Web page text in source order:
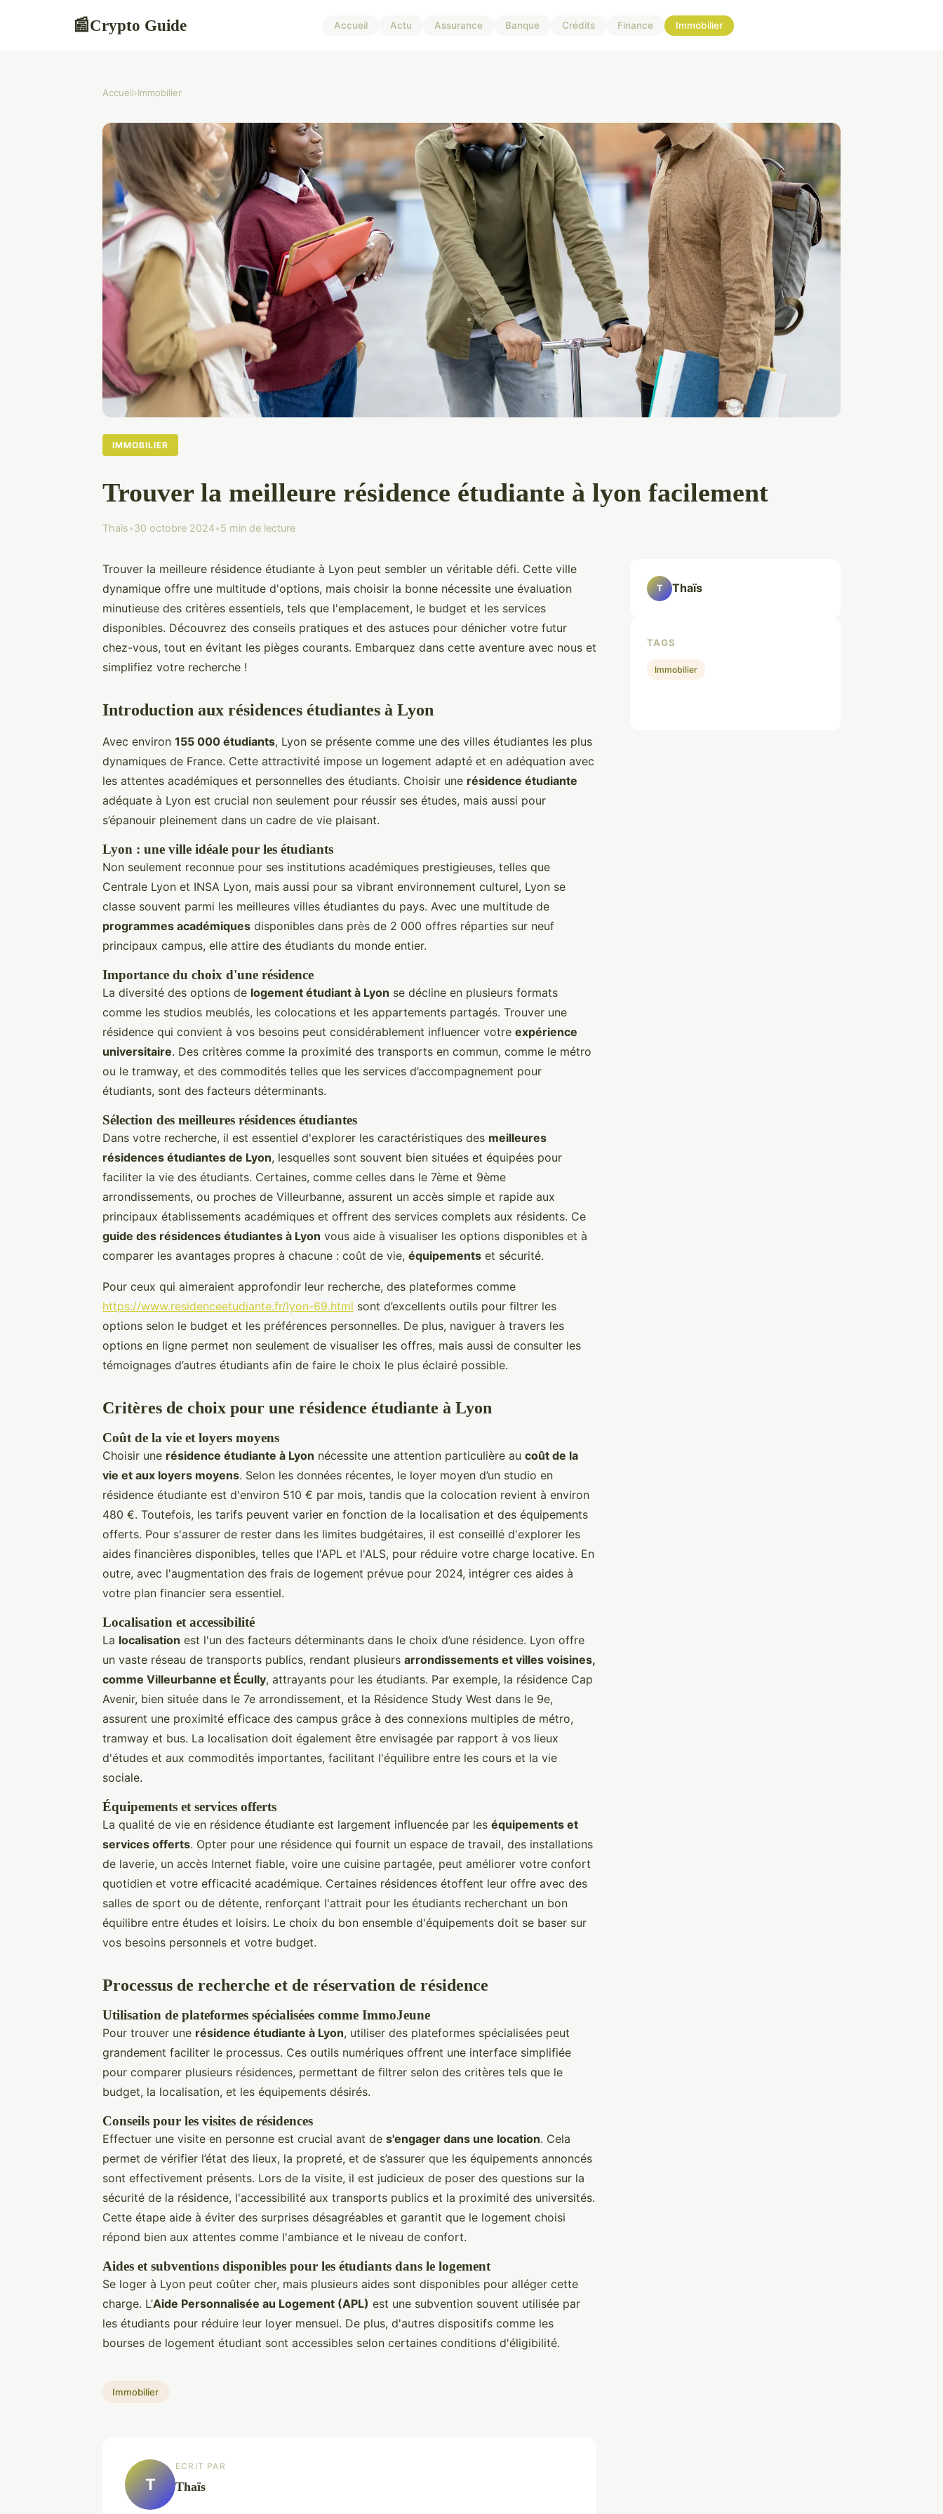
📰Crypto Guide Accueil Actu Assurance Banque Crédits Finance Immobilier
Accueil›Immobilier
IMMOBILIER
Trouver la meilleure résidence étudiante à lyon facilement
Thaïs•30 octobre 2024•5 min de lecture
Trouver la meilleure résidence étudiante à Lyon peut sembler un véritable défi. Cette ville
dynamique offre une multitude d'options, mais choisir la bonne nécessite une évaluation
minutieuse des critères essentiels, tels que l'emplacement, le budget et les services
disponibles. Découvrez des conseils pratiques et des astuces pour dénicher votre futur
chez-vous, tout en évitant les pièges courants. Embarquez dans cette aventure avec nous et
simplifiez votre recherche !
Introduction aux résidences étudiantes à Lyon
Avec environ 155 000 étudiants, Lyon se présente comme une des villes étudiantes les plus
dynamiques de France. Cette attractivité impose un logement adapté et en adéquation avec
les attentes académiques et personnelles des étudiants. Choisir une résidence étudiante
adéquate à Lyon est crucial non seulement pour réussir ses études, mais aussi pour
s’épanouir pleinement dans un cadre de vie plaisant.
Lyon : une ville idéale pour les étudiants
Non seulement reconnue pour ses institutions académiques prestigieuses, telles que
Centrale Lyon et INSA Lyon, mais aussi pour sa vibrant environnement culturel, Lyon se
classe souvent parmi les meilleures villes étudiantes du pays. Avec une multitude de
programmes académiques disponibles dans près de 2 000 offres réparties sur neuf
principaux campus, elle attire des étudiants du monde entier.
Importance du choix d'une résidence
La diversité des options de logement étudiant à Lyon se décline en plusieurs formats
comme les studios meublés, les colocations et les appartements partagés. Trouver une
résidence qui convient à vos besoins peut considérablement influencer votre expérience
universitaire. Des critères comme la proximité des transports en commun, comme le métro
ou le tramway, et des commodités telles que les services d’accompagnement pour
étudiants, sont des facteurs déterminants.
Sélection des meilleures résidences étudiantes
Dans votre recherche, il est essentiel d'explorer les caractéristiques des meilleures
résidences étudiantes de Lyon, lesquelles sont souvent bien situées et équipées pour
faciliter la vie des étudiants. Certaines, comme celles dans le 7ème et 9ème
arrondissements, ou proches de Villeurbanne, assurent un accès simple et rapide aux
principaux établissements académiques et offrent des services complets aux résidents. Ce
guide des résidences étudiantes à Lyon vous aide à visualiser les options disponibles et à
comparer les avantages propres à chacune : coût de vie, équipements et sécurité.
Pour ceux qui aimeraient approfondir leur recherche, des plateformes comme
https://www.residenceetudiante.fr/lyon-69.html sont d’excellents outils pour filtrer les
options selon le budget et les préférences personnelles. De plus, naviguer à travers les
options en ligne permet non seulement de visualiser les offres, mais aussi de consulter les
témoignages d’autres étudiants afin de faire le choix le plus éclairé possible.
Critères de choix pour une résidence étudiante à Lyon
Coût de la vie et loyers moyens
Choisir une résidence étudiante à Lyon nécessite une attention particulière au coût de la
vie et aux loyers moyens. Selon les données récentes, le loyer moyen d’un studio en
résidence étudiante est d'environ 510 € par mois, tandis que la colocation revient à environ
480 €. Toutefois, les tarifs peuvent varier en fonction de la localisation et des équipements
offerts. Pour s'assurer de rester dans les limites budgétaires, il est conseillé d'explorer les
aides financières disponibles, telles que l'APL et l'ALS, pour réduire votre charge locative. En
outre, avec l'augmentation des frais de logement prévue pour 2024, intégrer ces aides à
votre plan financier sera essentiel.
Localisation et accessibilité
La localisation est l'un des facteurs déterminants dans le choix d’une résidence. Lyon offre
un vaste réseau de transports publics, rendant plusieurs arrondissements et villes voisines,
comme Villeurbanne et Écully, attrayants pour les étudiants. Par exemple, la résidence Cap
Avenir, bien située dans le 7e arrondissement, et la Résidence Study West dans le 9e,
assurent une proximité efficace des campus grâce à des connexions multiples de métro,
tramway et bus. La localisation doit également être envisagée par rapport à vos lieux
d'études et aux commodités importantes, facilitant l'équilibre entre les cours et la vie
sociale.
Équipements et services offerts
La qualité de vie en résidence étudiante est largement influencée par les équipements et
services offerts. Opter pour une résidence qui fournit un espace de travail, des installations
de laverie, un accès Internet fiable, voire une cuisine partagée, peut améliorer votre confort
quotidien et votre efficacité académique. Certaines résidences étoffent leur offre avec des
salles de sport ou de détente, renforçant l'attrait pour les étudiants recherchant un bon
équilibre entre études et loisirs. Le choix du bon ensemble d'équipements doit se baser sur
vos besoins personnels et votre budget.
Processus de recherche et de réservation de résidence
Utilisation de plateformes spécialisées comme ImmoJeune
Pour trouver une résidence étudiante à Lyon, utiliser des plateformes spécialisées peut
grandement faciliter le processus. Ces outils numériques offrent une interface simplifiée
pour comparer plusieurs résidences, permettant de filtrer selon des critères tels que le
budget, la localisation, et les équipements désirés.
Conseils pour les visites de résidences
Effectuer une visite en personne est crucial avant de s'engager dans une location. Cela
permet de vérifier l’état des lieux, la propreté, et de s’assurer que les équipements annoncés
sont effectivement présents. Lors de la visite, il est judicieux de poser des questions sur la
sécurité de la résidence, l'accessibilité aux transports publics et la proximité des universités.
Cette étape aide à éviter des surprises désagréables et garantit que le logement choisi
répond bien aux attentes comme l'ambiance et le niveau de confort.
Aides et subventions disponibles pour les étudiants dans le logement
Se loger à Lyon peut coûter cher, mais plusieurs aides sont disponibles pour alléger cette
charge. L’Aide Personnalisée au Logement (APL) est une subvention souvent utilisée par
les étudiants pour réduire leur loyer mensuel. De plus, d'autres dispositifs comme les
bourses de logement étudiant sont accessibles selon certaines conditions d'éligibilité.
Immobilier
T
ECRIT PAR
Thaïs
T Thaïs
TAGS
Immobilier